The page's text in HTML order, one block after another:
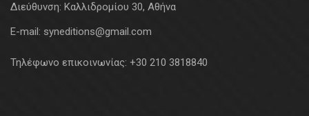
Διεύθυνση: Καλλιδρομίου 30, Αθήνα
E-mail: syneditions@gmail.com
Τηλέφωνο επικοινωνίας: +30 210 3818840